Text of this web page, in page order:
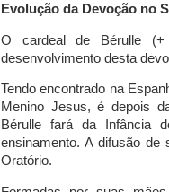
Evolução da Devoção no
O cardeal de Bérulle (+
desenvolvimento desta
Tendo encontrado na
Menino Jesus, é depois
Bérulle fará da Infância
ensinamento. A difusão de
Oratório.